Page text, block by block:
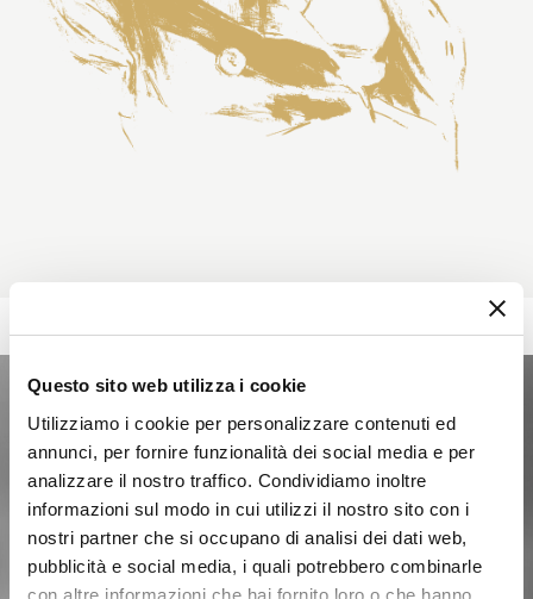
Questo sito web utilizza i cookie
Utilizziamo i cookie per personalizzare contenuti ed
annunci, per fornire funzionalità dei social media e per
analizzare il nostro traffico. Condividiamo inoltre
informazioni sul modo in cui utilizzi il nostro sito con i
nostri partner che si occupano di analisi dei dati web,
pubblicità e social media, i quali potrebbero combinarle
con altre informazioni che hai fornito loro o che hanno